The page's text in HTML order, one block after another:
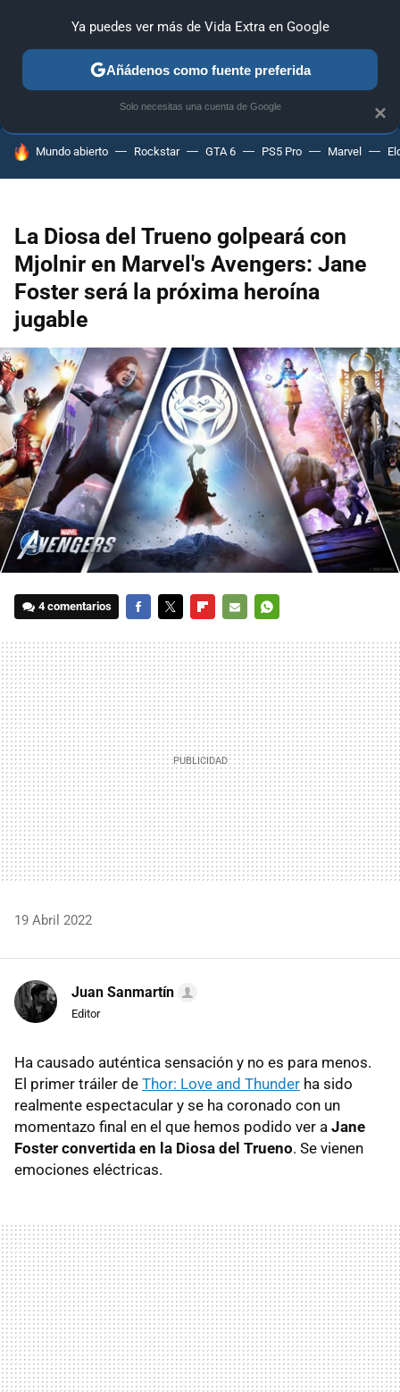
ANÁLISIS GUÍAS Y TRUCOS PC SONY NINTENDO
HOY SE HABLA DE
Mundo abierto Rockstar GTA 6 PS5 Pro Marvel
La Diosa del Trueno golpeará con
Mjolnir en Marvel's Avengers: Jane
Foster será la próxima heroína
jugable
4 comentarios
MAIL
19 Abril 2022
Juan Sanmartín
Editor
Ha causado auténtica sensación y no es para menos.
El primer tráiler de Thor: Love and Thunder ha sido
realmente espectacular y se ha coronado con un
momentazo final en el que hemos podido ver a Jane
Foster convertida en la Diosa del Trueno. Se vienen
emociones eléctricas.
×
Ya puedes ver más de Vida Extra en Google
Añádenos como fuente preferida
Solo necesitas una cuenta de Google